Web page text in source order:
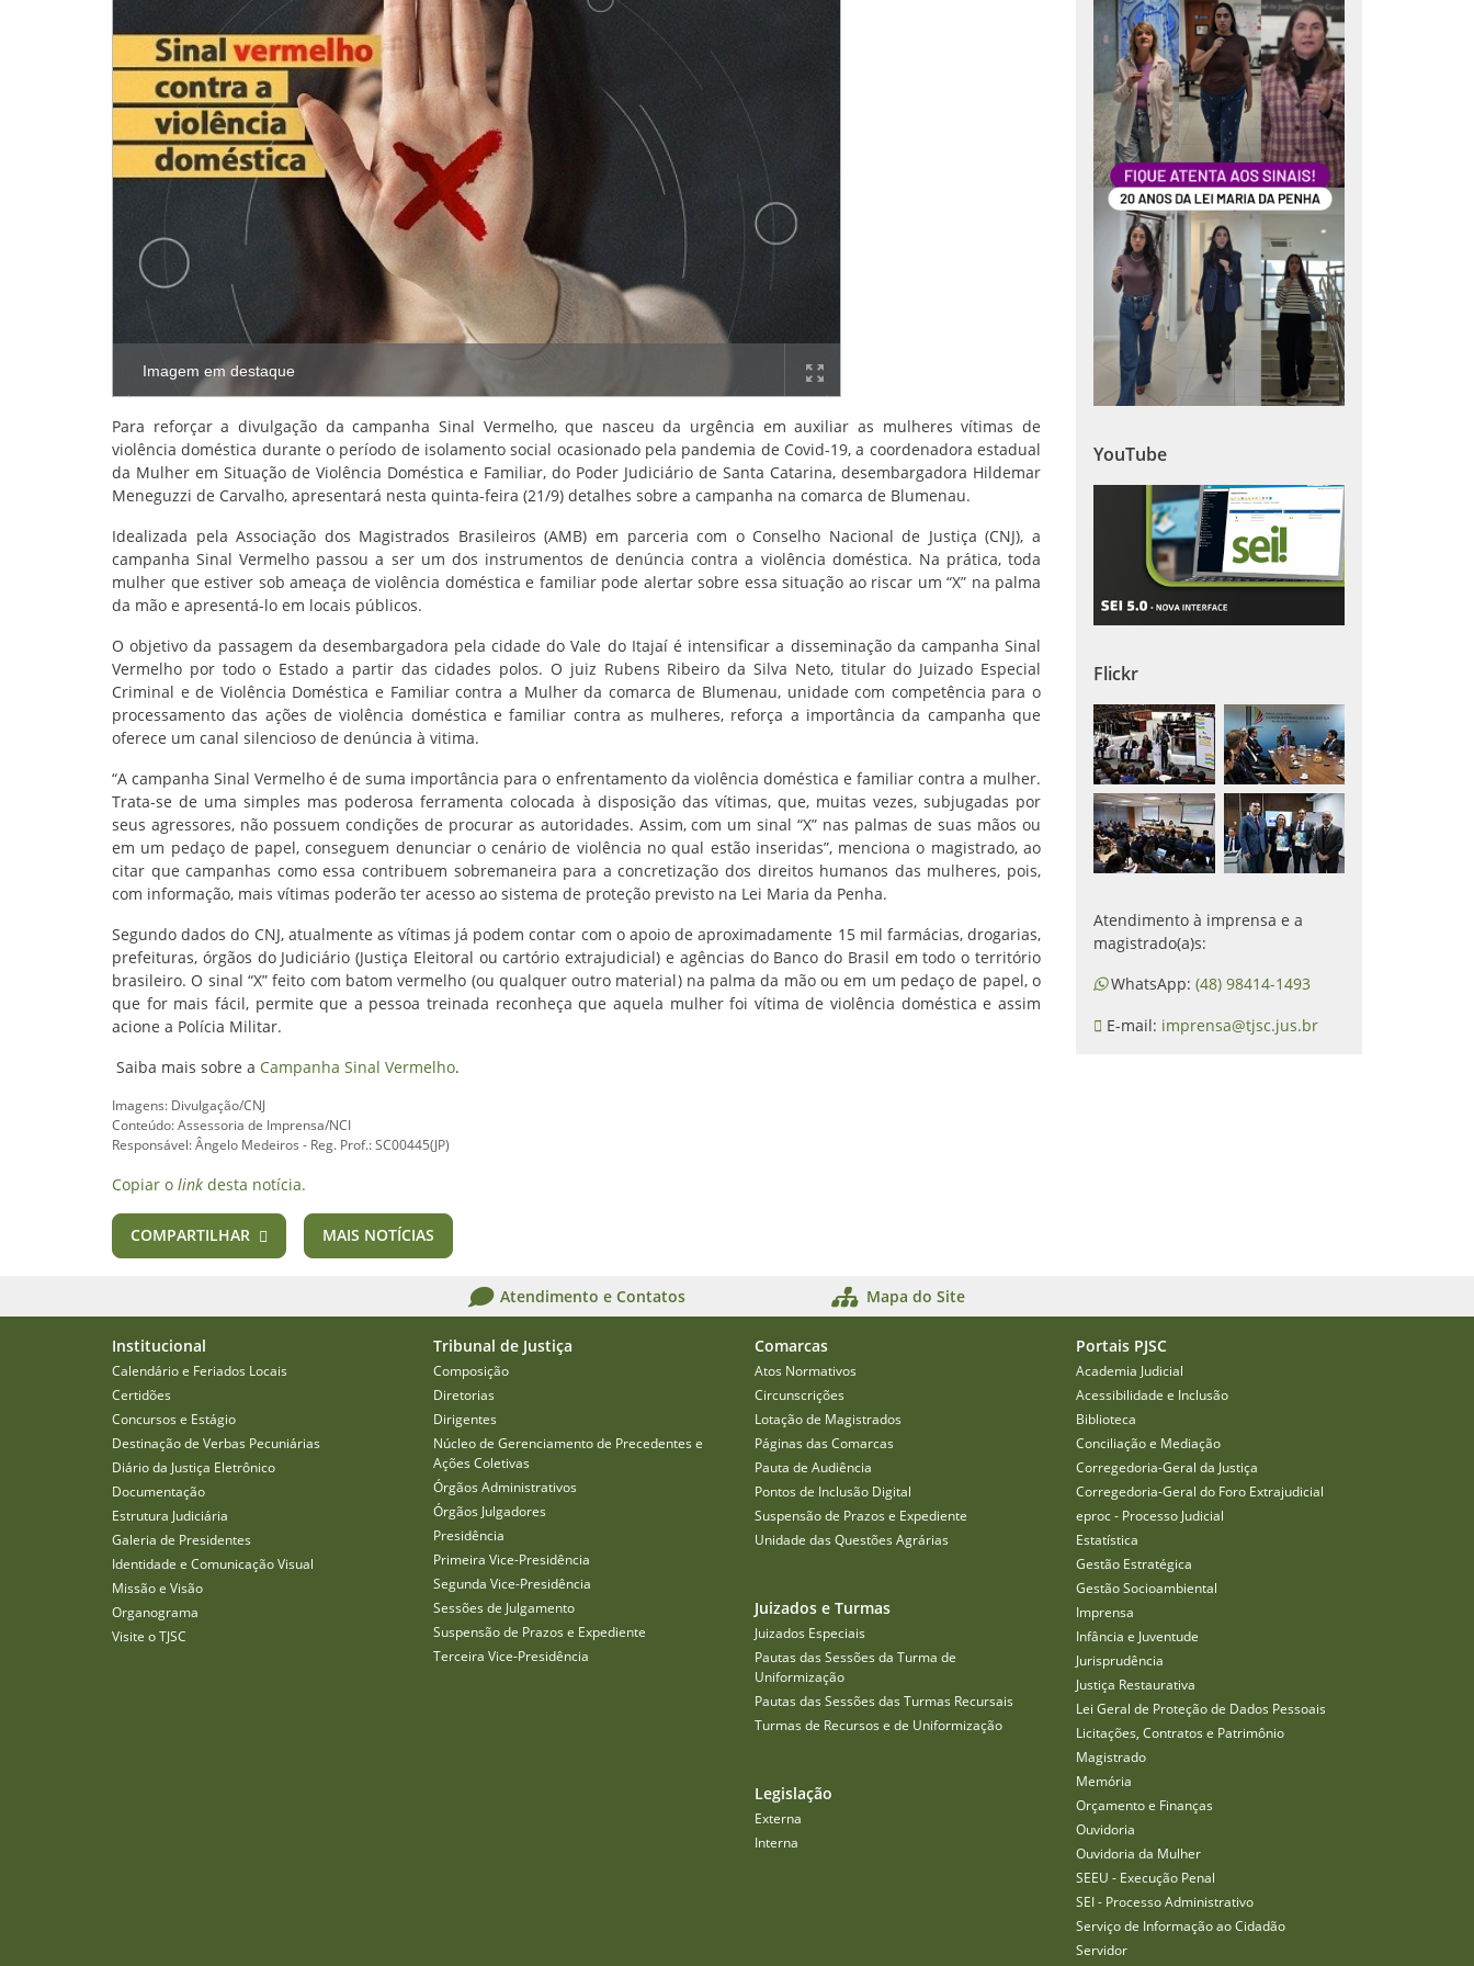
Imagem em destaque
Para reforçar a divulgação da campanha Sinal Vermelho, que nasceu da urgência em auxiliar as mulheres vítimas de
violência doméstica durante o período de isolamento social ocasionado pela pandemia de Covid-19, a coordenadora estadual
da Mulher em Situação de Violência Doméstica e Familiar, do Poder Judiciário de Santa Catarina, desembargadora Hildemar
Meneguzzi de Carvalho, apresentará nesta quinta-feira (21/9) detalhes sobre a campanha na comarca de Blumenau.
Idealizada pela Associação dos Magistrados Brasileiros (AMB) em parceria com o Conselho Nacional de Justiça (CNJ), a
campanha Sinal Vermelho passou a ser um dos instrumentos de denúncia contra a violência doméstica. Na prática, toda
mulher que estiver sob ameaça de violência doméstica e familiar pode alertar sobre essa situação ao riscar um “X” na palma
da mão e apresentá-lo em locais públicos.
O objetivo da passagem da desembargadora pela cidade do Vale do Itajaí é intensificar a disseminação da campanha Sinal
Vermelho por todo o Estado a partir das cidades polos. O juiz Rubens Ribeiro da Silva Neto, titular do Juizado Especial
Criminal e de Violência Doméstica e Familiar contra a Mulher da comarca de Blumenau, unidade com competência para o
processamento das ações de violência doméstica e familiar contra as mulheres, reforça a importância da campanha que
oferece um canal silencioso de denúncia à vitima.
“A campanha Sinal Vermelho é de suma importância para o enfrentamento da violência doméstica e familiar contra a mulher.
Trata-se de uma simples mas poderosa ferramenta colocada à disposição das vítimas, que, muitas vezes, subjugadas por
seus agressores, não possuem condições de procurar as autoridades. Assim, com um sinal “X” nas palmas de suas mãos ou
em um pedaço de papel, conseguem denunciar o cenário de violência no qual estão inseridas”, menciona o magistrado, ao
citar que campanhas como essa contribuem sobremaneira para a concretização dos direitos humanos das mulheres, pois,
com informação, mais vítimas poderão ter acesso ao sistema de proteção previsto na Lei Maria da Penha.
Segundo dados do CNJ, atualmente as vítimas já podem contar com o apoio de aproximadamente 15 mil farmácias, drogarias,
prefeituras, órgãos do Judiciário (Justiça Eleitoral ou cartório extrajudicial) e agências do Banco do Brasil em todo o território
brasileiro. O sinal “X” feito com batom vermelho (ou qualquer outro material) na palma da mão ou em um pedaço de papel, o
que for mais fácil, permite que a pessoa treinada reconheça que aquela mulher foi vítima de violência doméstica e assim
acione a Polícia Militar.
Saiba mais sobre a Campanha Sinal Vermelho.
Imagens: Divulgação/CNJ
Conteúdo: Assessoria de Imprensa/NCI
Responsável: Ângelo Medeiros - Reg. Prof.: SC00445(JP)
Copiar o link desta notícia.
COMPARTILHAR MAIS NOTÍCIAS
YouTube
Flickr
Atendimento à imprensa e a
magistrado(a)s:
WhatsApp: (48) 98414-1493
E-mail: imprensa@tjsc.jus.br
Atendimento e Contatos Mapa do Site
Institucional
Calendário e Feriados Locais
Certidões
Concursos e Estágio
Destinação de Verbas Pecuniárias
Diário da Justiça Eletrônico
Documentação
Estrutura Judiciária
Galeria de Presidentes
Identidade e Comunicação Visual
Missão e Visão
Organograma
Visite o TJSC
Tribunal de Justiça
Composição
Diretorias
Dirigentes
Núcleo de Gerenciamento de Precedentes e
Ações Coletivas
Órgãos Administrativos
Órgãos Julgadores
Presidência
Primeira Vice-Presidência
Segunda Vice-Presidência
Sessões de Julgamento
Suspensão de Prazos e Expediente
Terceira Vice-Presidência
Comarcas
Atos Normativos
Circunscrições
Lotação de Magistrados
Páginas das Comarcas
Pauta de Audiência
Pontos de Inclusão Digital
Suspensão de Prazos e Expediente
Unidade das Questões Agrárias
Juizados e Turmas
Juizados Especiais
Pautas das Sessões da Turma de
Uniformização
Pautas das Sessões das Turmas Recursais
Turmas de Recursos e de Uniformização
Legislação
Externa
Interna
Portais PJSC
Academia Judicial
Acessibilidade e Inclusão
Biblioteca
Conciliação e Mediação
Corregedoria-Geral da Justiça
Corregedoria-Geral do Foro Extrajudicial
eproc - Processo Judicial
Estatística
Gestão Estratégica
Gestão Socioambiental
Imprensa
Infância e Juventude
Jurisprudência
Justiça Restaurativa
Lei Geral de Proteção de Dados Pessoais
Licitações, Contratos e Patrimônio
Magistrado
Memória
Orçamento e Finanças
Ouvidoria
Ouvidoria da Mulher
SEEU - Execução Penal
SEI - Processo Administrativo
Serviço de Informação ao Cidadão
Servidor